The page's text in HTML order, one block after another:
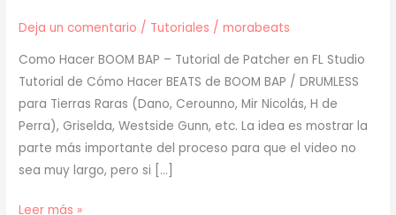
Deja un comentario / Tutoriales /morabeats
Como Hacer BOOM BAP – Tutorial de Patcher en FL Studio
Tutorial de Cómo Hacer BEATS de BOOM BAP / DRUMLESS
para Tierras Raras (Dano, Cerounno, Mir Nicolás, H de
Perra), Griselda, Westside Gunn, etc. La idea es mostrar la
parte más importante del proceso para que el video no
sea muy largo, pero si […]
[
Leer más »